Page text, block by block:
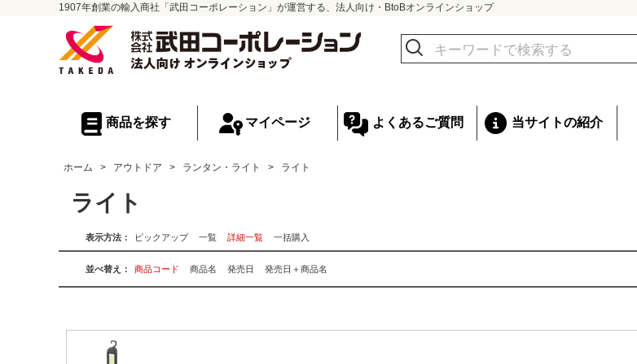
1907年創業の輸入商社「武田コーポレーション」が運営する、法人向け・BtoBオンラインショップ
商品を探す マイページ よくあるご質問 当サイトの紹介
ホーム > アウトドア > ランタン・ライト > ライト
ライト
表示方法： ピックアップ 一覧 詳細一覧 一括購入
並べ替え： 商品コード 商品名 発売日 発売日＋商品名